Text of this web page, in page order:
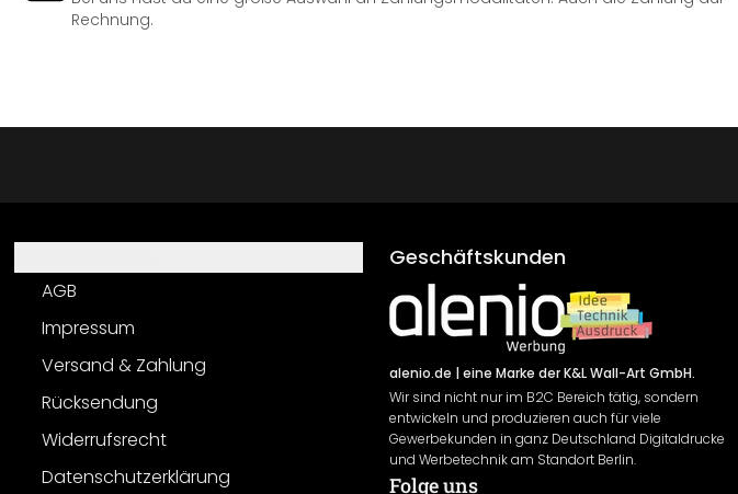
Rechnung.
AGB
Impressum
Versand & Zahlung
Rücksendung
Widerrufsrecht
Datenschutzerklärung
Geschäftskunden
alenio.de | eine Marke der K&L Wall-Art GmbH.
Wir sind nicht nur im B2C Bereich tätig, sondern
entwickeln und produzieren auch für viele
Gewerbekunden in ganz Deutschland Digitaldrucke
und Werbetechnik am Standort Berlin.
Folge uns